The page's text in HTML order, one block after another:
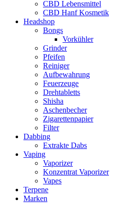
CBD Lebensmittel
CBD Hanf Kosmetik
Headshop
Bongs
Vorkühler
Grinder
Pfeifen
Reiniger
Aufbewahrung
Feuerzeuge
Drehtabletts
Shisha
Aschenbecher
Zigarettenpapier
Filter
Dabbing
Extrakte Dabs
Vaping
Vaporizer
Konzentrat Vaporizer
Vapes
Terpene
Marken